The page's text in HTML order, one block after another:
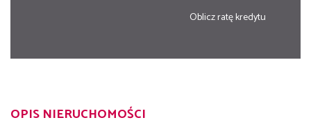
Oblicz ratę kredytu
OPIS NIERUCHOMOŚCI